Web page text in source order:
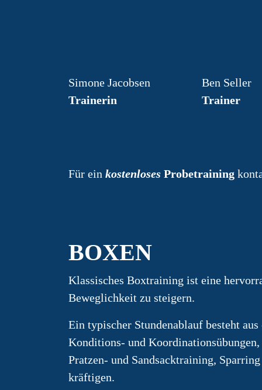
Simone Jacobsen
Trainerin
Ben Seller
Trainer
Für ein kostenloses Probetraining
BOXEN
Klassisches Boxtraining ist eine
Beweglichkeit zu steigern.
Ein typischer Stundenablauf besteht
Konditions- und
Pratzen- und Sandsacktraining,
kräftigen.